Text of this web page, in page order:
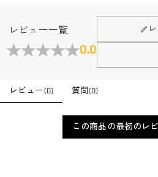
レビュー一覧
0.0
レビュー(0) 質問(0)
この商品の最初のレ
Fanscheerについて
会社はどこにありますか？
本社はホンコンにあります。
店舗に費やす家賃や保険、人的
品自身が値下げできるために、現
営しております。
注文後に注文の内容を変更で